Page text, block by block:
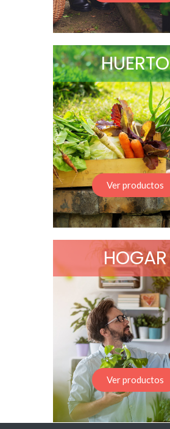
HUERTO
Ver productos
HOGAR
Ver productos